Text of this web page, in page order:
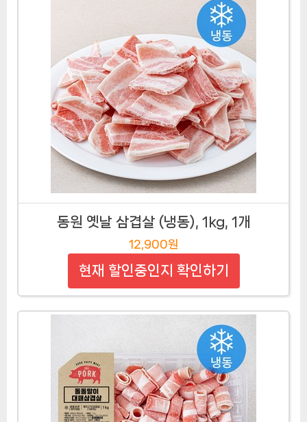
동원 옛날 삼겹살 (냉동), 1kg, 1개
12,900원
현재 할인중인지 확인하기